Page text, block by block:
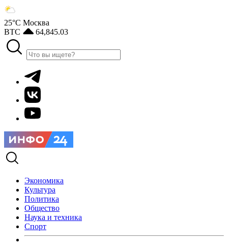
25°С Москва
BTC
64,845.03
Экономика
Культура
Политика
Общество
Наука и техника
Спорт